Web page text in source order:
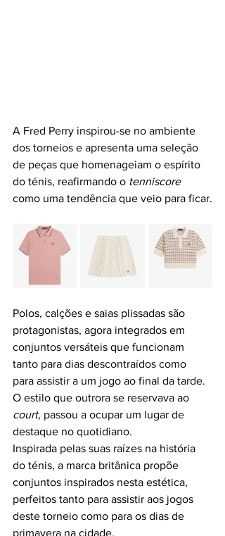
A Fred Perry inspirou-se no ambiente
dos torneios e apresenta uma seleção
de peças que homenageiam o espírito
do ténis, reafirmando o tenniscore
como uma tendência que veio para ficar.
Polos, calções e saias plissadas são
protagonistas, agora integrados em
conjuntos versáteis que funcionam
tanto para dias descontraídos como
para assistir a um jogo ao final da tarde.
O estilo que outrora se reservava ao
court, passou a ocupar um lugar de
destaque no quotidiano.
Inspirada pelas suas raízes na história
do ténis, a marca britânica propõe
conjuntos inspirados nesta estética,
perfeitos tanto para assistir aos jogos
deste torneio como para os dias de
primavera na cidade.